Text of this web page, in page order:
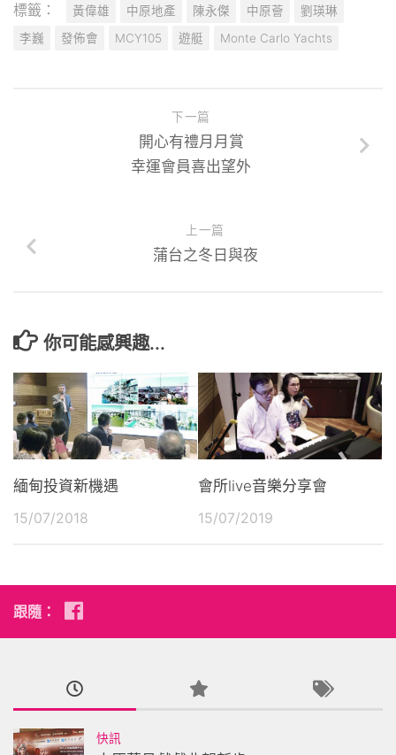
標籤： 黃偉雄 中原地產 陳永傑 中原薈
劉瑛琳
李巍
發佈會 MCY105 遊艇 Monte Carlo Yachts
下一篇
開心有禮月月賞
幸運會員喜出望外
上一篇
蒲台之冬日與夜
你可能感興趣...
緬甸投資新機遇
15/07/2018
會所live音樂分享會
15/07/2019
跟隨：
快訊